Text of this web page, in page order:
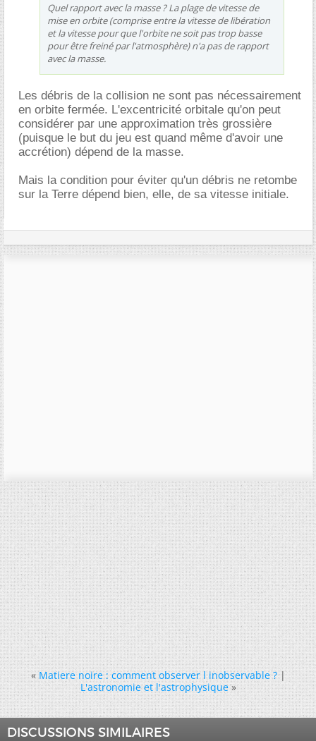
Quel rapport avec la masse ? La plage de vitesse de
mise en orbite (comprise entre la vitesse de libération
et la vitesse pour que l'orbite ne soit pas trop basse
pour être freiné par l'atmosphère) n'a pas de rapport
avec la masse.
Les débris de la collision ne sont pas nécessairement
en orbite fermée. L'excentricité orbitale qu'on peut
considérer par une approximation très grossière
(puisque le but du jeu est quand même d'avoir une
accrétion) dépend de la masse.
Mais la condition pour éviter qu'un débris ne retombe
sur la Terre dépend bien, elle, de sa vitesse initiale.
« Matiere noire : comment observer l inobservable ?|
L'astronomie et l'astrophysique »
DISCUSSIONS SIMILAIRES